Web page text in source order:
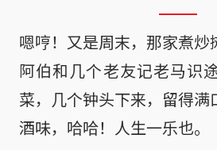
嗯哼！又是周末，那家煮炒
阿伯和几个老友记老马识
菜，几个钟头下来，留得
酒味，哈哈！人生一乐也。